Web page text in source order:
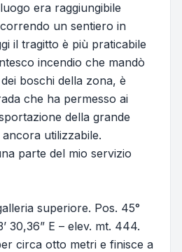
era raggiungibile
un sentiero in
il tragitto è più praticabile
incendio che mandò
boschi della zona, è
che ha permesso ai
della grande
utilizzabile.
parte del mio servizio
superiore. Pos. 45°
30,36” E – elev. mt. 444.
circa otto metri e finisce a